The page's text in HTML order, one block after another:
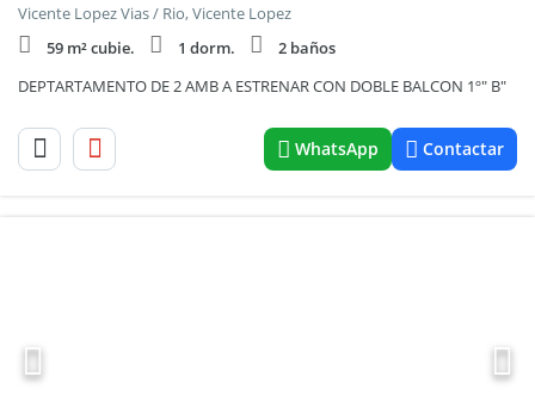
Vicente Lopez Vias / Rio, Vicente Lopez
59 m² cubie.
1 dorm.
2 baños
DEPTARTAMENTO DE 2 AMB A ESTRENAR CON DOBLE BALCON 1º" B"
WhatsApp Contactar